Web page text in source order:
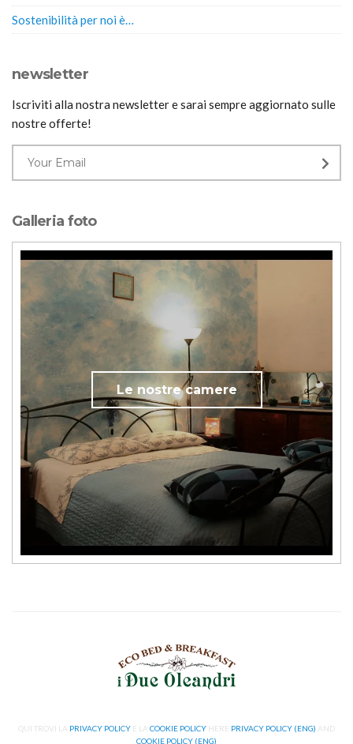
Sostenibilità per noi è…
newsletter
Iscriviti alla nostra newsletter e sarai sempre aggiornato sulle
nostre offerte!
Galleria foto
Le nostre camere
QUI TROVI LA PRIVACY POLICY E LA COOKIE POLICY HERE PRIVACY POLICY (ENG) AND
COOKIE POLICY (ENG)